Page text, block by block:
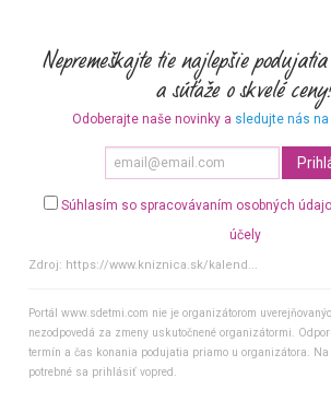
Odoberajte naše novinky a sledujte nás na
Súhlasím so spracovávaním osobných
účely
Zdroj: https://www.kniznica.sk/kalend...
Portál www.sdetmi.com nie je organizátorom
nezodpovedá za zmeny uskutočnené organizátormi.
termín a čas konania podujatia priamo u organizátora. Na
potrebné sa prihlásiť vopred.